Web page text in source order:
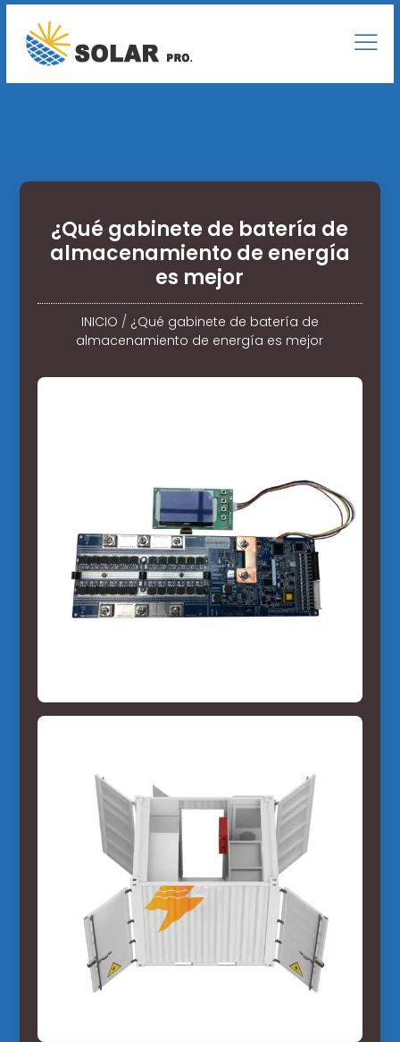
¿Qué gabinete de batería de
almacenamiento de energía
es mejor
INICIO / ¿Qué gabinete de batería de
almacenamiento de energía es mejor